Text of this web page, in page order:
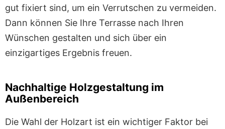
gut fixiert sind, um ein Verrutschen zu vermeiden.
Dann können Sie Ihre Terrasse nach Ihren
Wünschen gestalten und sich über ein
einzigartiges Ergebnis freuen.
Nachhaltige Holzgestaltung im
Außenbereich
Die Wahl der Holzart ist ein wichtiger Faktor bei